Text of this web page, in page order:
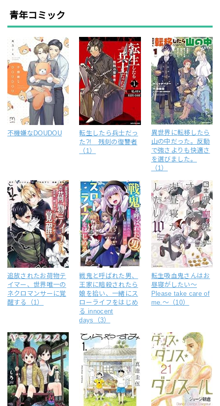
青年コミック
不機嫌なDOUDOU
転生したら兵士だっ
た?! 残刻の復讐者
（1）
異世界に転移したら
山の中だった。反動
で強さよりも快適さ
を選びました。
（1）
追放されたお荷物テ
イマー、世界唯一の
ネクロマンサーに覚
醒する（1）
戦鬼と呼ばれた男、
王家に暗殺されたら
娘を拾い、一緒にス
ローライフをはじめ
る innocent
days（3）
転生吸血鬼さんはお
昼寝がしたい～
Please take care of
me.～（10）